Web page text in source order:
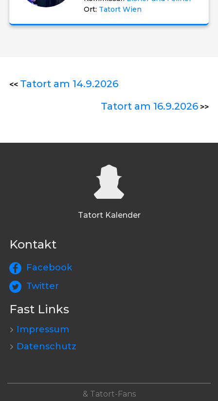
Ort: Tatort Wien
<< Tatort am 14.9.2026
Tatort am 16.9.2026 >>
Tatort Kalender
Kontakt
Facebook
Twitter
Fast Links
Impressum
Datenschutz
& Tatort-Fans